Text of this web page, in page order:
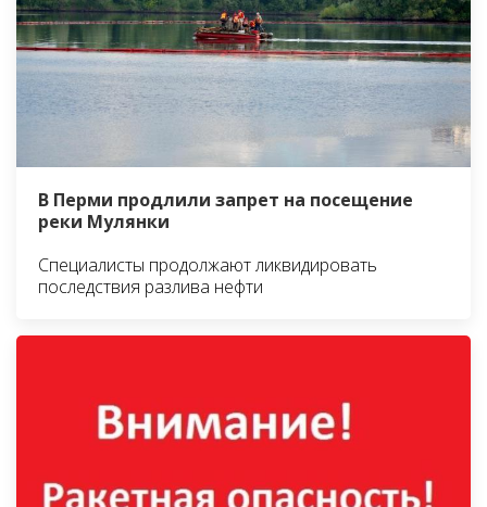
В Перми продлили запрет на посещение
реки Мулянки
Специалисты продолжают ликвидировать
последствия разлива нефти